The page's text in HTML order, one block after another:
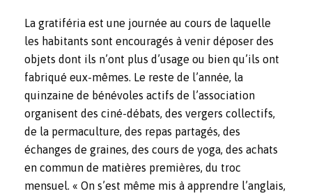
La gratiféria est une journée au cours de laquelle
les habitants sont encouragés à venir déposer des
objets dont ils n’ont plus d’usage ou bien qu’ils ont
fabriqué eux-mêmes. Le reste de l’année, la
quinzaine de bénévoles actifs de l’association
organisent des ciné-débats, des vergers collectifs,
de la permaculture, des repas partagés, des
échanges de graines, des cours de yoga, des achats
en commun de matières premières, du troc
mensuel. « On s’est même mis à apprendre l’anglais,